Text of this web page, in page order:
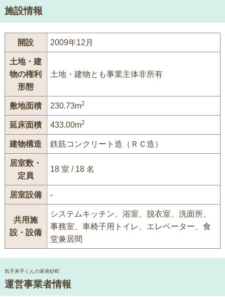
施設情報
開設 2009年12月
土地・建
物の権利
形態
土地・建物とも事業主体非所有
敷地面積 230.73m2
延床面積 433.00m2
建物構造 鉄筋コンクリート造（ＲＣ造）
居室数・
定員
18 室 / 18 名
居室設備 -
共用施
設・設備
システムキッチン、浴室、脱衣室、洗面所、
事務室、車椅子用トイレ、エレベーター、食
堂兼居間
気手来手くんの家南砂町
運営事業者情報